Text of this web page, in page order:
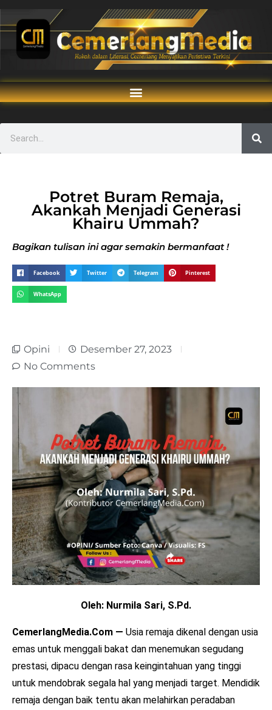
Potret Buram Remaja,
Akankah Menjadi Generasi
Khairu Ummah?
Bagikan tulisan ini agar semakin bermanfaat !
Facebook Twitter Telegram Pinterest
WhatsApp
Opini
Desember 27, 2023
No Comments
Oleh: Nurmila Sari, S.Pd.
CemerlangMedia.Com — Usia remaja dikenal dengan usia
emas untuk menggali bakat dan menemukan segudang
prestasi, dipacu dengan rasa keingintahuan yang tinggi
untuk mendobrak segala hal yang menjadi target. Mendidik
remaja dengan baik tentu akan melahirkan peradaban